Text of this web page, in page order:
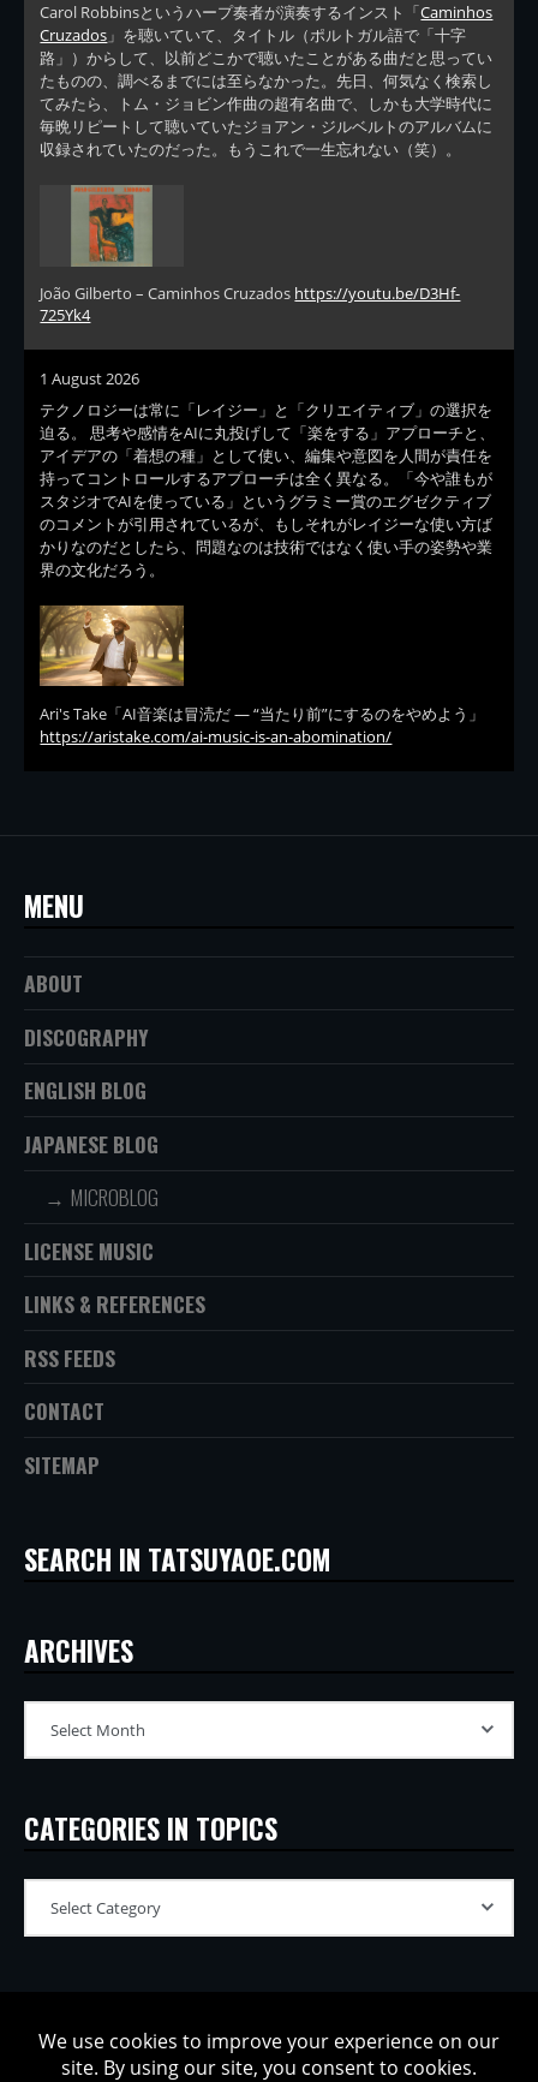
Carol Robbinsというハープ奏者が演奏するインスト「Caminhos
Cruzados 」を聴いていて、タイトル（ポルトガル語で「十字
路」）からして、以前どこかで聴いたことがある曲だと思ってい
たものの、調べるまでには至らなかった。先日、何気なく検索し
てみたら、トム・ジョビン作曲の超有名曲で、しかも大学時代に
毎晩リピートして聴いていたジョアン・ジルベルトのアルバムに
収録されていたのだった。もうこれで一生忘れない（笑）。
João Gilberto – Caminhos Cruzados https://youtu.be/D3Hf-
725Yk4
1 August 2026
テクノロジーは常に「レイジー」と「クリエイティブ」の選択を
迫る。 思考や感情をAIに丸投げして「楽をする」アプローチと、
アイデアの「着想の種」として使い、編集や意図を人間が責任を
持ってコントロールするアプローチは全く異なる。「今や誰もが
スタジオでAIを使っている」というグラミー賞のエグゼクティブ
のコメントが引用されているが、もしそれがレイジーな使い方ば
かりなのだとしたら、問題なのは技術ではなく使い手の姿勢や業
界の文化だろう。
Ari's Take「AI音楽は冒涜だ — “当たり前”にするのをやめよう」
https://aristake.com/ai-music-is-an-abomination/
MENU
ABOUT
DISCOGRAPHY
ENGLISH BLOG
JAPANESE BLOG
MICROBLOG
LICENSE MUSIC
LINKS & REFERENCES
RSS FEEDS
CONTACT
SITEMAP
SEARCH IN TATSUYAOE.COM
ARCHIVES
CATEGORIES IN TOPICS
Copyright © 2002-2026 Tatsuya Oe / Model Electronic. All rights